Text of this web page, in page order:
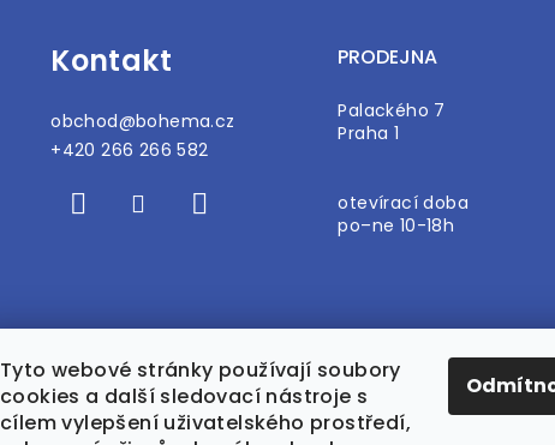
Tyto webové stránky používají soubory
cookies a další sledovací nástroje s
cílem vylepšení uživatelského prostředí,
Kontakt
obchod@bohema.cz
+420 266 266 582
PRODEJNA
Palackého 7
Praha 1
otevírací doba
po–ne 10-18h